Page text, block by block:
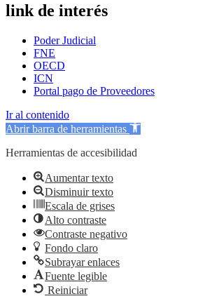
link de interés
Poder Judicial
FNE
OECD
ICN
Portal pago de Proveedores
Ir al contenido
Abrir barra de herramientas
Herramientas de accesibilidad
Aumentar texto
Disminuir texto
Escala de grises
Alto contraste
Contraste negativo
Fondo claro
Subrayar enlaces
Fuente legible
Reiniciar